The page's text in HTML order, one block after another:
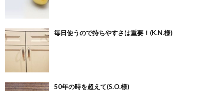
毎日使うので持ちやすさは重要！(K.N.様)
50年の時を超えて(S.O.様)